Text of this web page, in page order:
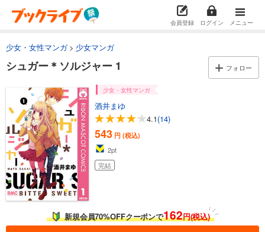
会員登録 ログイン メニュー
少女・女性マンガ 少女マンガ
シュガー＊ソルジャー 1 フォロー
少女・女性マンガ
酒井まゆ
4.1(14)
543 円 (税込)
2pt
完結
新規会員70%OFFクーポンで162円(税込)